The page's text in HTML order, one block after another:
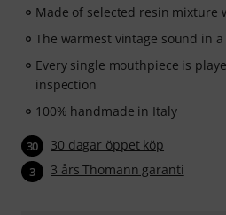
Made of selected resin mixture
The warmest vintage sound in
Every single mouthpiece is
inspection
100% handmade in Italy
30 30 dagar öppet köp
3 3 års Thomann garanti